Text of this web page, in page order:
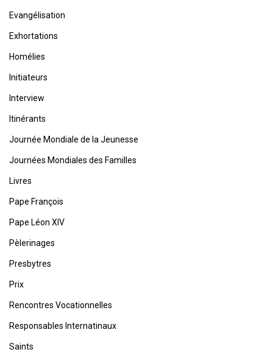
Evangélisation
Exhortations
Homélies
Initiateurs
Interview
Itinérants
Journée Mondiale de la Jeunesse
Journées Mondiales des Familles
Livres
Pape François
Pape Léon XIV
Pèlerinages
Presbytres
Prix
Rencontres Vocationnelles
Responsables Internatinaux
Saints